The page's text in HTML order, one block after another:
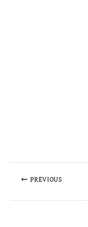
PREVIOUS